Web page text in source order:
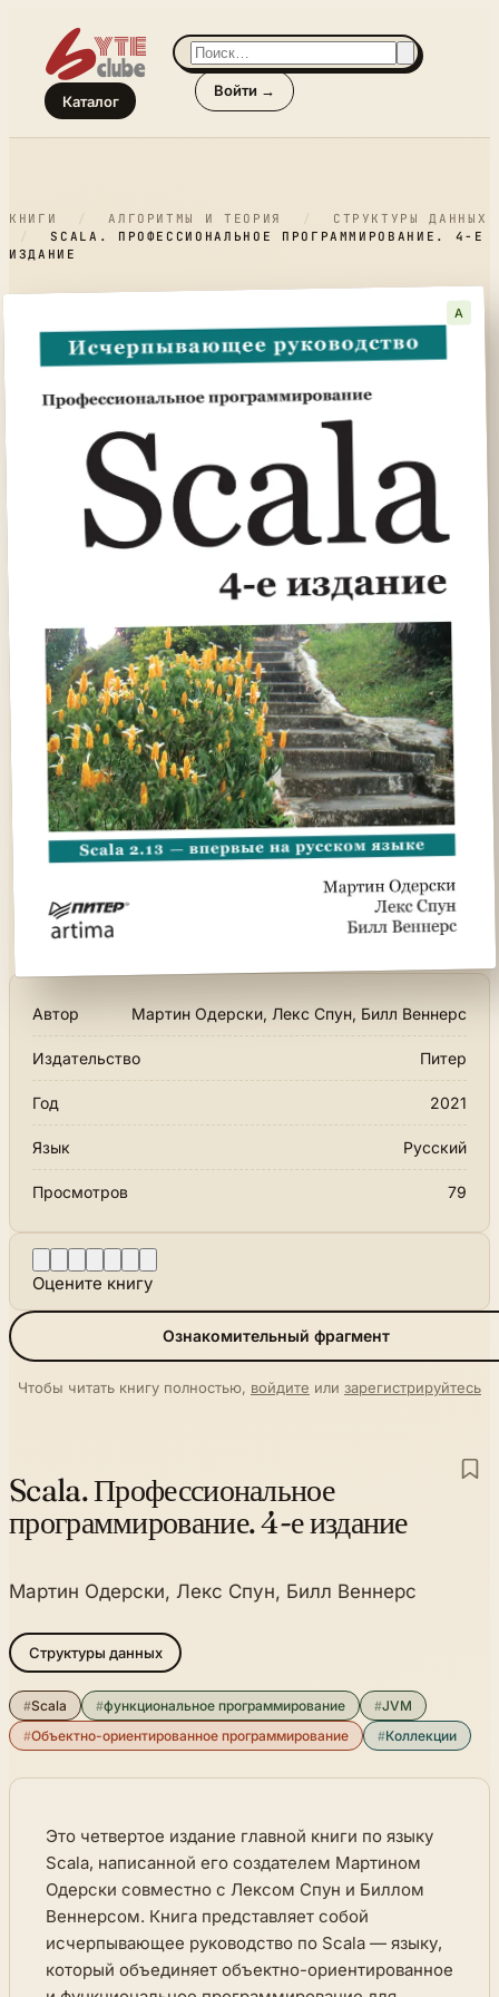
Каталог
Войти →
КНИГИ / АЛГОРИТМЫ И ТЕОРИЯ /
СТРУКТУРЫ ДАННЫХ
/
SCALA. ПРОФЕССИОНАЛЬНОЕ ПРОГРАММИРОВАНИЕ. 4-Е
ИЗДАНИЕ
A
Автор Мартин Одерски, Лекс Спун, Билл Веннерс
Издательство Питер
Год 2021
Язык Русский
Просмотров 79
Оцените книгу
Ознакомительный фрагмент
Чтобы читать книгу полностью, войдите или зарегистрируйтесь
Scala. Профессиональное
программирование. 4-е издание
Мартин Одерски, Лекс Спун, Билл Веннерс
Структуры данных
#Scala #функциональное программирование #JVM
#Объектно-ориентированное программирование #Коллекции
Это четвертое издание главной книги по языку
Scala, написанной его создателем Мартином
Одерски совместно с Лексом Спун и Биллом
Веннерсом. Книга представляет собой
исчерпывающее руководство по Scala — языку,
который объединяет объектно-ориентированное